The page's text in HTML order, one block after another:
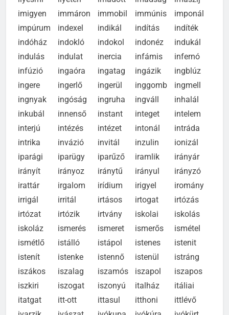
ilyesmi
ilyetén imádott imádság
imaszíj
imigyen
immáron immobil immúnis
imponál
impúrum
indexel indikál indítás
indíték
indóház
indokló indokol indonéz
indukál
indulás
indulat inercia infámis
infernó
infúzió
ingaóra ingatag ingázik
ingblúz
ingere
ingerlő ingerül inggomb
ingmell
ingnyak
ingóság ingruha ingváll
inhalál
inkubál
innenső instant integet
intelem
interjú
intézés intézet intonál
intráda
intrika
invázió invitál inzulin
ionizál
iparági
iparügy iparűző iramlik
irányár
irányít
irányoz iránytű irányul
irányzó
irattár
irgalom irídium irigyel
iromány
irrigál
irritál irtásos irtogat
irtózás
irtózat
irtózik irtvány iskolai
iskolás
iskoláz
ismerés ismeret ismerős
ismétel
ismétlő
istálló istápol istenes
istenit
istenít
istenke istennő istenül
istráng
iszákos
iszalag iszamós iszapol
iszapos
iszkiri
iszogat iszonyú italház
itáliai
itatgat
itt-ott ittasul itthoni
ittlévő